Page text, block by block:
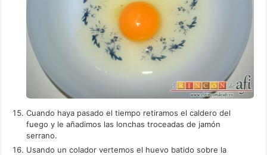
Cuando haya pasado el tiempo retiramos el caldero del
fuego y le añadimos las lonchas troceadas de jamón
serrano.
Usando un colador vertemos el huevo batido sobre la